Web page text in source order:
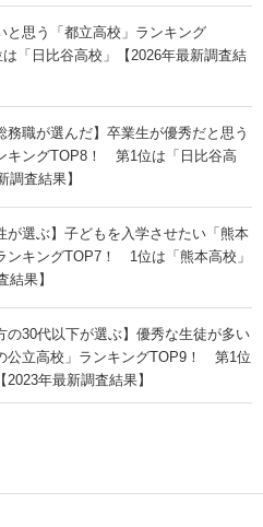
と思う「都立高校」ランキング
「日比谷高校」【2026年最新調査結
務職が選んだ】卒業生が優秀だと思う
キングTOP8！ 第1位は「日比谷高
調査結果】
が選ぶ】子どもを入学させたい「熊本
ンキングTOP7！ 1位は「熊本高校」
結果】
の30代以下が選ぶ】優秀な生徒が多い
公立高校」ランキングTOP9！ 第1位
年最新調査結果】